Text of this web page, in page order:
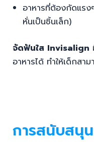
อาหารที่ต้องกัดแร
หั่นเป็นชิ้นเล็ก)
จัดฟันใส Invisalign
อาหารได้ ทำให้เด็กสา
การสนับสนุ